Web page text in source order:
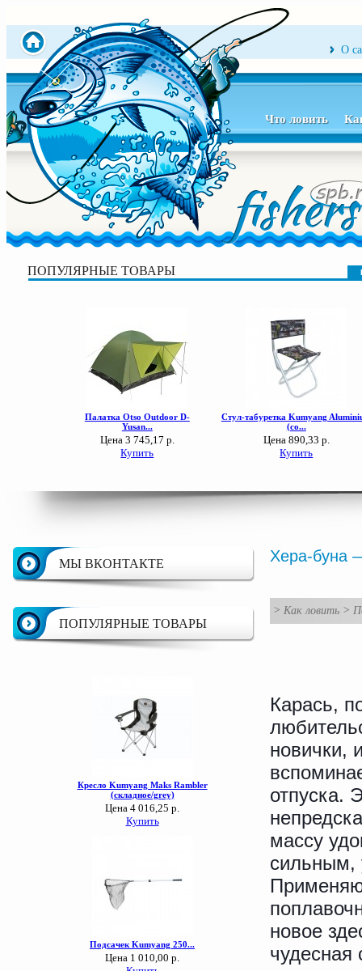
О
Что ловить
ПОПУЛЯРНЫЕ ТОВАРЫ
МЫ ВКОНТАКТЕ
ПОПУЛЯРНЫЕ ТОВАРЫ
Хера-буна
> Как ловить >
Карась,
новички,
отпуска.
массу
сильным,
новое
чудесная